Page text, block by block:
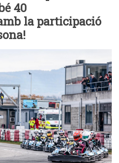
40
la participació